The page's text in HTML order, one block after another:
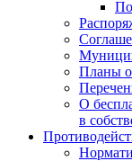
Планы
О
в